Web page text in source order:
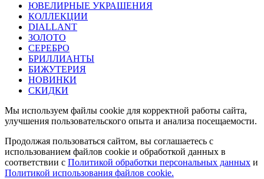
ЮВЕЛИРНЫЕ УКРАШЕНИЯ
КОЛЛЕКЦИИ
DIALLANT
ЗОЛОТО
СЕРЕБРО
БРИЛЛИАНТЫ
БИЖУТЕРИЯ
НОВИНКИ
СКИДКИ
Мы используем файлы cookie для корректной работы сайта,
улучшения пользовательского опыта и анализа посещаемости.
Продолжая пользоваться сайтом, вы соглашаетесь с
использованием файлов cookie и обработкой данных в
соответствии с Политикой обработки персональных данных и
Политикой использования файлов cookie.